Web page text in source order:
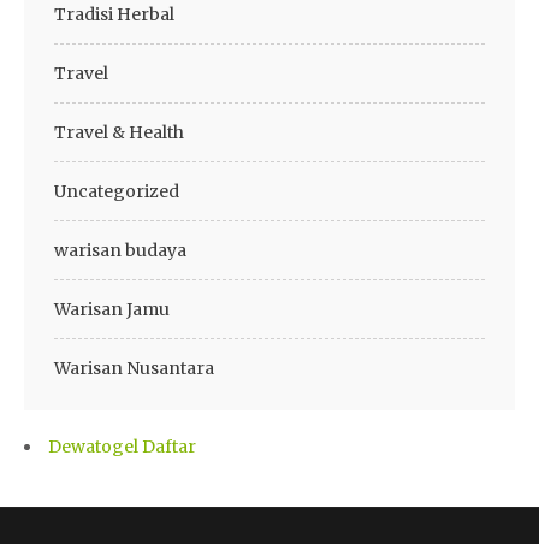
Tradisi Herbal
Travel
Travel & Health
Uncategorized
warisan budaya
Warisan Jamu
Warisan Nusantara
Dewatogel Daftar